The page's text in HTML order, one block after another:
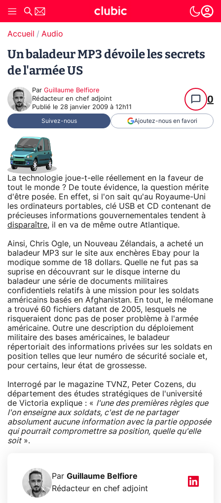
Accueil Audio
Un baladeur MP3 dévoile les secrets
de l'armée US
Par Guillaume Belfiore
Rédacteur en chef adjoint
Publié le 28 janvier 2009 à 12h11
0
Suivez-nous Ajoutez-nous en favori
La technologie joue-t-elle réellement en la faveur de
tout le monde ? De toute évidence, la question mérite
d'être posée. En effet, si l'on sait qu'au Royaume-Uni
les ordinateurs portables, clé USB et CD contenant de
précieuses informations gouvernementales tendent à
disparaître, il en va de même outre Atlantique.
Ainsi, Chris Ogle, un Nouveau Zélandais, a acheté un
baladeur MP3 sur le site aux enchères Ebay pour la
modique somme de 18 dollars. Quelle ne fut pas sa
suprise en découvrant sur le disque interne du
baladeur une série de documents militaires
confidentiels relatifs à une mission pour les soldats
américains basés en Afghanistan. En tout, le mélomane
a trouvé 60 fichiers datant de 2005, lesquels ne
risqueraient donc pas de poser problème à l'armée
américaine. Outre une description du déploiement
militaire des bases américaines, le baladeur
répertoriait des informations privées sur les soldats en
position telles que leur numéro de sécurité sociale et,
pour certains, leur état de grossesse.
Interrogé par le magazine TVNZ, Peter Cozens, du
département des études stratégiques de l'université
de Victoria explique : « l'une des premières règles que
l'on enseigne aux soldats, c'est de ne partager
absolument aucune information avec la partie opposée
qui pourrait compromettre sa position, quelle qu'elle
soit».
Par Guillaume Belfiore
Rédacteur en chef adjoint